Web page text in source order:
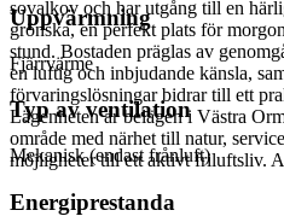
sovalkov och har utgång till en
grönska, en perfekt plats för
stund. Bostaden präglas av
en luftig och inbjudande känsla,
förvaringslösningar bidrar till ett
Lägenheten är belägen i Västra
område med närhet till natur,
möjligheter till ett aktivt friluftsliv.
Uppvärmning
Fjärrvärme
Typ av ventilation
Mekanisk (endast frånluft)
Energiprestanda